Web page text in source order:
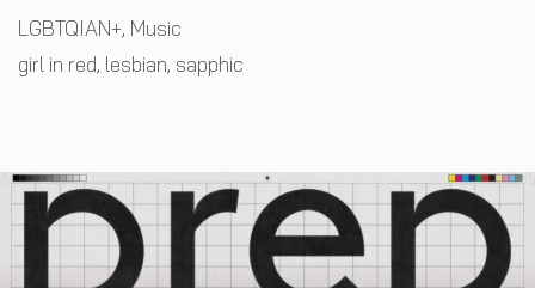
Categories
LGBTQIAN+, Music
Tags
girl in red, lesbian, sapphic